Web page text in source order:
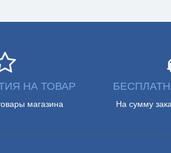
НА ТОВАР
магазина На сумму